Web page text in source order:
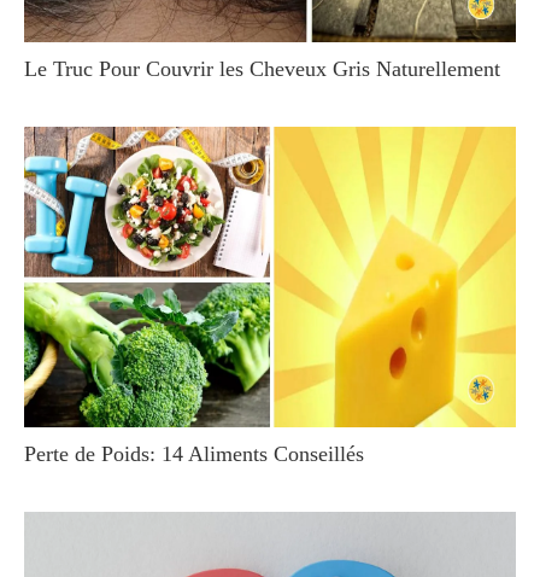
Le Truc Pour Couvrir les Cheveux Gris Naturellement
Perte de Poids: 14 Aliments Conseillés